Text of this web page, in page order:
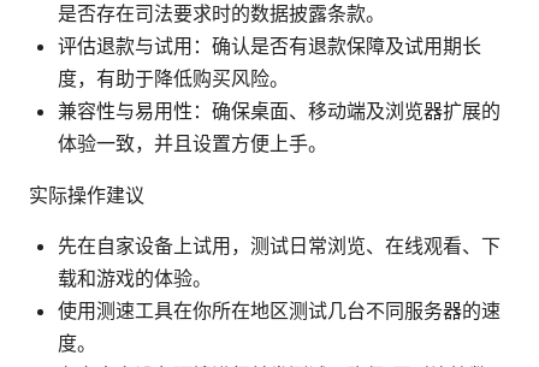
是否存在司法要求时的数据披露条款。
评估退款与试用：确认是否有退款保障及试用期长
度，有助于降低购买风险。
兼容性与易用性：确保桌面、移动端及浏览器扩展的
体验一致，并且设置方便上手。
实际操作建议
先在自家设备上试用，测试日常浏览、在线观看、下
载和游戏的体验。
使用测速工具在你所在地区测试几台不同服务器的速
度。